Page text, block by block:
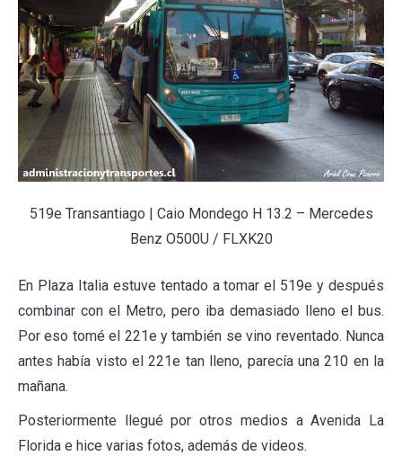
519e Transantiago | Caio Mondego H 13.2 – Mercedes
Benz O500U / FLXK20
En Plaza Italia estuve tentado a tomar el 519e y después
combinar con el Metro, pero iba demasiado lleno el bus.
Por eso tomé el 221e y también se vino reventado. Nunca
antes había visto el 221e tan lleno, parecía una 210 en la
mañana.
Posteriormente llegué por otros medios a Avenida La
Florida e hice varias fotos, además de videos.